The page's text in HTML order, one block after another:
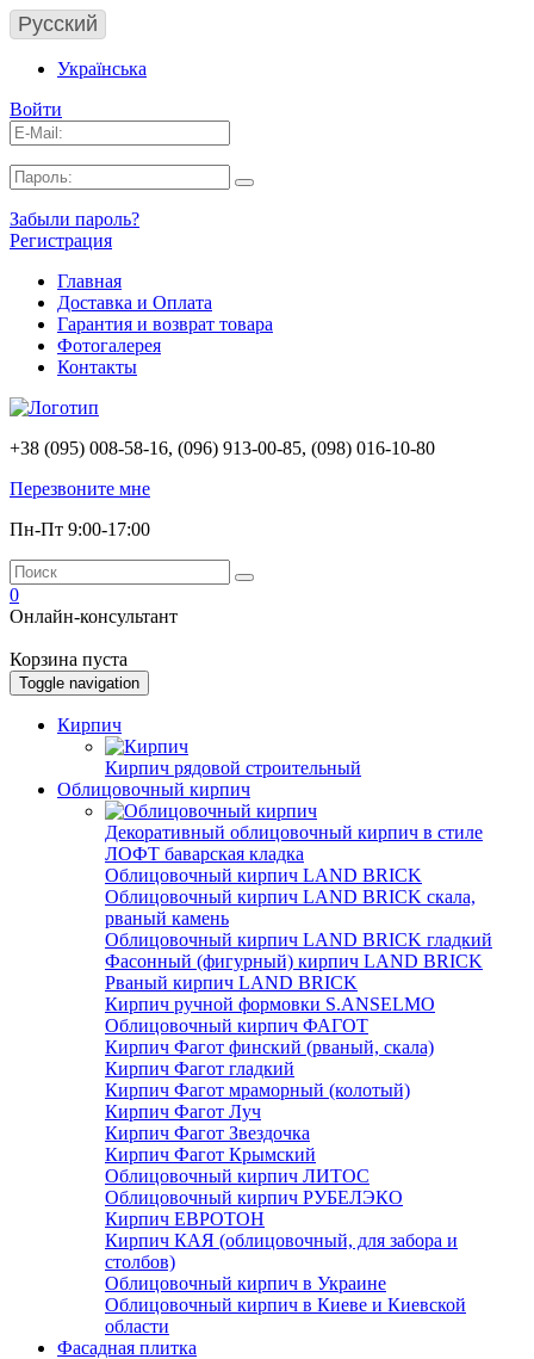
Русский
Українська
Войти
Забыли пароль?
Регистрация
Главная
Доставка и Оплата
Гарантия и возврат товара
Фотогалерея
Контакты
+38 (095) 008-58-16, (096) 913-00-85, (098) 016-10-80
Перезвоните мне
Пн-Пт 9:00-17:00
0
Онлайн-консультант
Корзина пуста
Toggle navigation
Кирпич
Кирпич рядовой строительный
Облицовочный кирпич
Декоративный облицовочный кирпич в стиле
ЛОФТ баварская кладка
Облицовочный кирпич LAND BRICK
Облицовочный кирпич LAND BRICK скала,
рваный камень
Облицовочный кирпич LAND BRICK гладкий
Фасонный (фигурный) кирпич LAND BRICK
Рваный кирпич LAND BRICK
Кирпич ручной формовки S.ANSELMO
Облицовочный кирпич ФАГОТ
Кирпич Фагот финский (рваный, скала)
Кирпич Фагот гладкий
Кирпич Фагот мраморный (колотый)
Кирпич Фагот Луч
Кирпич Фагот Звездочка
Кирпич Фагот Крымский
Облицовочный кирпич ЛИТОС
Облицовочный кирпич РУБЕЛЭКО
Кирпич ЕВРОТОН
Кирпич КАЯ (облицовочный, для забора и
столбов)
Облицовочный кирпич в Украине
Облицовочный кирпич в Киеве и Киевской
области
Фасадная плитка